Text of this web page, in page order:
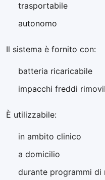
trasportabile
autonomo
Il sistema è fornito con:
batteria ricaricabile
impacchi freddi
È utilizzabile:
in ambito clinico
a domicilio
durante programmi